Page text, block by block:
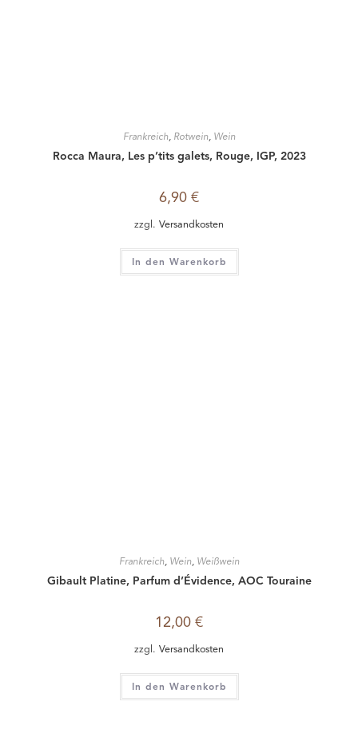
Frankreich, Rotwein, Wein
Rocca Maura, Les p’tits galets, Rouge, IGP, 2023
6,90 €
zzgl. Versandkosten
In den Warenkorb
Frankreich, Wein, Weißwein
Gibault Platine, Parfum d’Évidence, AOC Touraine
12,00 €
zzgl. Versandkosten
In den Warenkorb